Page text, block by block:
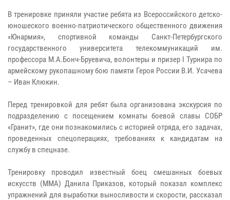
В тренировке приняли участие ребята из Всероссийского детско-
юношеского военно-патриотического общественного движения
«Юнармия», спортивной команды Санкт-Петербургского
государственного университета телекоммуникаций им.
профессора М.А.Бонч-Бруевича, волонтеры и призер I Турнира по
армейскому рукопашному бою памяти Героя России В.И. Усачева
– Иван Клюкин.
Перед тренировкой для ребят была организована экскурсия по
подразделению с посещением комнаты боевой славы СОБР
«Гранит», где они познакомились с историей отряда, его задачах,
проведенных спецоперациях, требованиях к кандидатам на
службу в спецназе.
Тренировку проводил известный боец смешанных боевых
искусств (ММА) Данила Приказов, который показал комплекс
упражнений для выработки выносливости и скорости, рассказал